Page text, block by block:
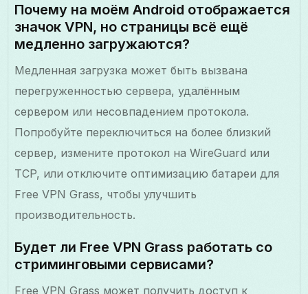
Почему на моём Android отображается
значок VPN, но страницы всё ещё
медленно загружаются?
Медленная загрузка может быть вызвана
перегруженностью сервера, удалённым
сервером или несовпадением протокола.
Попробуйте переключиться на более близкий
сервер, измените протокол на WireGuard или
TCP, или отключите оптимизацию батареи для
Free VPN Grass, чтобы улучшить
производительность.
Будет ли Free VPN Grass работать со
стриминговыми сервисами?
Free VPN Grass может получить доступ к